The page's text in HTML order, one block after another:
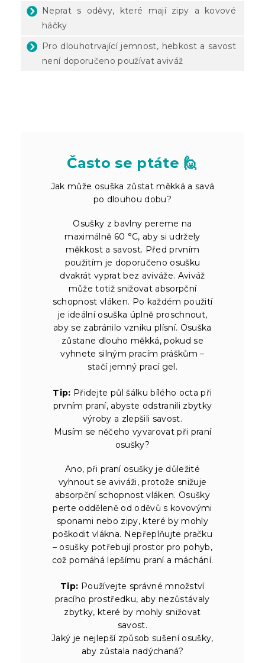
Neprat s oděvy, které mají zipy a kovové
háčky
Pro dlouhotrvající jemnost, hebkost a savost
není doporučeno používat aviváž
Často se ptáte 🙋
Jak může osuška zůstat měkká a savá
po dlouhou dobu?
Osušky z bavlny pereme na
maximálně 60 °C, aby si udržely
měkkost a savost. Před prvním
použitím je doporučeno osušku
dvakrát vyprat bez aviváže. Aviváž
může totiž snižovat absorpční
schopnost vláken. Po každém použití
je ideální osuška úplně proschnout,
aby se zabránilo vzniku plísní. Osuška
zůstane dlouho měkká, pokud se
vyhnete silným pracím práškům –
stačí jemný prací gel.
Tip: Přidejte půl šálku bílého octa při
prvním praní, abyste odstranili zbytky
výroby a zlepšili savost.
Musím se něčeho vyvarovat při praní
osušky?
Ano, při praní osušky je důležité
vyhnout se aviváži, protože snižuje
absorpční schopnost vláken. Osušky
perte odděleně od oděvů s kovovými
sponami nebo zipy, které by mohly
poškodit vlákna. Nepřeplňujte pračku
– osušky potřebují prostor pro pohyb,
což pomáhá lepšímu praní a máchání.
Tip: Používejte správné množství
pracího prostředku, aby nezůstávaly
zbytky, které by mohly snižovat
savost.
Jaký je nejlepší způsob sušení osušky,
aby zůstala nadýchaná?